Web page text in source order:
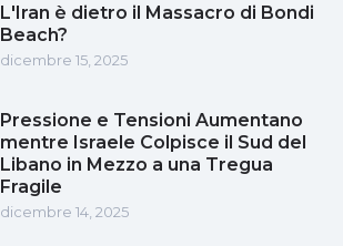
L'Iran è dietro il Massacro di Bondi
Beach?
dicembre 15, 2025
Pressione e Tensioni Aumentano
mentre Israele Colpisce il Sud del
Libano in Mezzo a una Tregua
Fragile
dicembre 14, 2025